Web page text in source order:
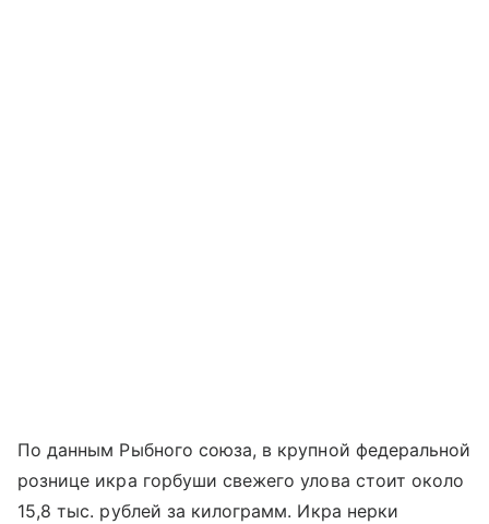
По данным Рыбного союза, в крупной федеральной
рознице икра горбуши свежего улова стоит около
15,8 тыс. рублей за килограмм. Икра нерки